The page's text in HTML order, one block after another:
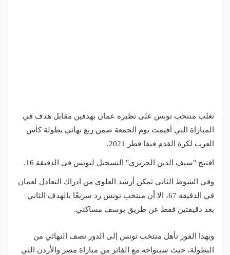
تغلب منتخب تونس على نظيره عمان بهدفين مقابل هدف في
المباراة التي أقيمت يوم الجمعة ضمن ربع نهائي بطولة كأس
العرب لكرة القدم فيفا قطر 2021.
افتتح "سيف الدين الجزيري" التسجيل لتونس في الدقيقة 16.
وفي الشوط الثاني تمكن أرشد العلوي من ادراك التعادل لعمان
في الدقيقة 67، الا أن منتخب تونس رد سريعًا بالهدف الثاني
بعد دقيقتين فقط عن طريق يوسف مساكني.
وبهذا الفوز تأهل منتخب تونس إلى الدور نصف النهائي من
البطولة، حيث سيتواجه مع الفائز من مباراة مصر والأردن التي